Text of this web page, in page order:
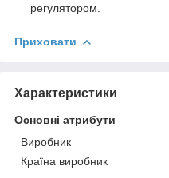
регулятором.
Приховати
Характеристики
Основні атрибути
Виробник
Країна виробник